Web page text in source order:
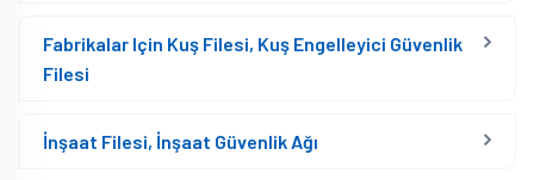
Fabrikalar Için Kuş Filesi, Kuş Engelleyici Güvenlik
Filesi
İnşaat Filesi, İnşaat Güvenlik Ağı